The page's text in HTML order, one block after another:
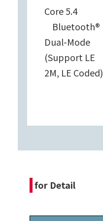
Core 5.4
Bluetooth®
Dual-Mode
(Support LE
2M, LE Coded)
for Detail